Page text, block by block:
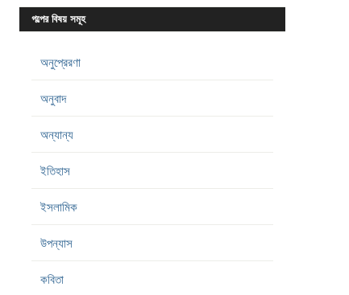
গল্পের বিষয় সমূহ
অনুপ্রেরণা
অনুবাদ
অন্যান্য
ইতিহাস
ইসলামিক
উপন্যাস
কবিতা